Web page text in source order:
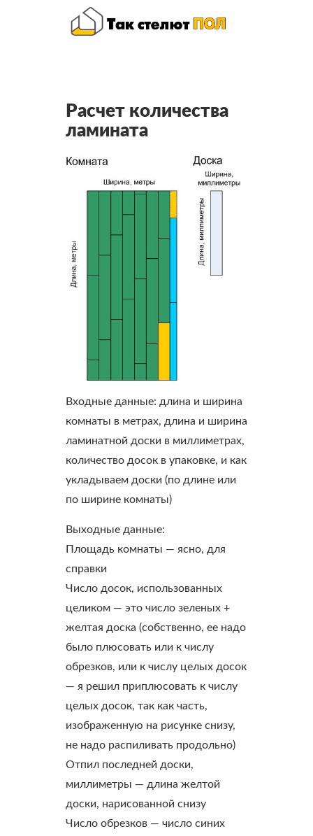
Расчет количества
ламината
Входные данные: длина и ширина
комнаты в метрах, длина и ширина
ламинатной доски в миллиметрах,
количество досок в упаковке, и как
укладываем доски (по длине или
по ширине комнаты)
Выходные данные:
Площадь комнаты — ясно, для
справки
Число досок, использованных
целиком — это число зеленых +
желтая доска (собственно, ее надо
было плюсовать или к числу
обрезков, или к числу целых досок
— я решил приплюсовать к числу
целых досок, так как часть,
изображенную на рисунке снизу,
не надо распиливать продольно)
Отпил последней доски,
миллиметры — длина желтой
доски, нарисованной снизу
Число обрезков — число синих